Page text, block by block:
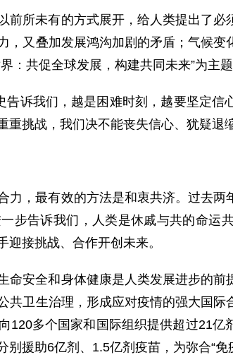
前所未有的方式展开，给人类提出了
，又叠加发展鸿沟加剧的矛盾；气候
：共促全球发展，构建共同未来”为主题
告诉我们，越是困难时刻，越要坚定
挑战，我们决不能丧失信心、犹疑退
力，最有效的方法是和衷共济。过去
步告诉我们，人类是休戚与共的命运
接挑战、合作开创未来。
安全和身体健康是人类发展进步的前
共卫生治理，形成应对疫情的强大国
120多个国家和国际组织提供超过21
援助6亿剂、1.5亿剂疫苗，为弥合“免